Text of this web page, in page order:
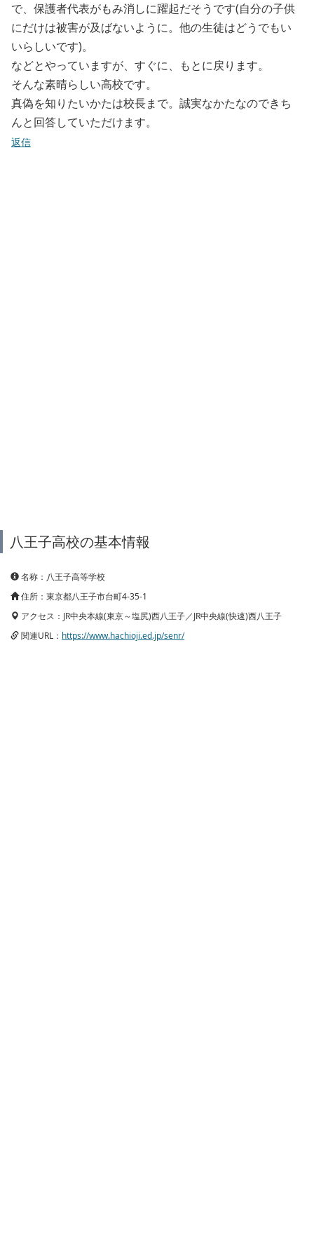
で、保護者代表がもみ消しに躍起だそうです(自分の子供
にだけは被害が及ばないように。他の生徒はどうでもい
いらしいです)。
などとやっていますが、すぐに、もとに戻ります。
そんな素晴らしい高校です。
真偽を知りたいかたは校長まで。誠実なかたなのできち
んと回答していただけます。
返信
八王子高校の基本情報
名称：八王子高等学校
住所：東京都八王子市台町4-35-1
アクセス：JR中央本線(東京～塩尻)西八王子／JR中央線(快速)西八王子
関連URL： https://www.hachioji.ed.jp/senr/